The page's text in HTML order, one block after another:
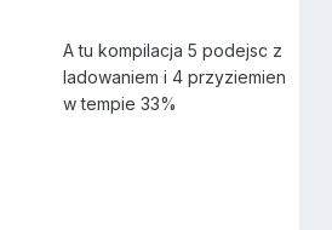
A tu kompilacja 5 podejsc z
ladowaniem i 4 przyziemien
w tempie 33%